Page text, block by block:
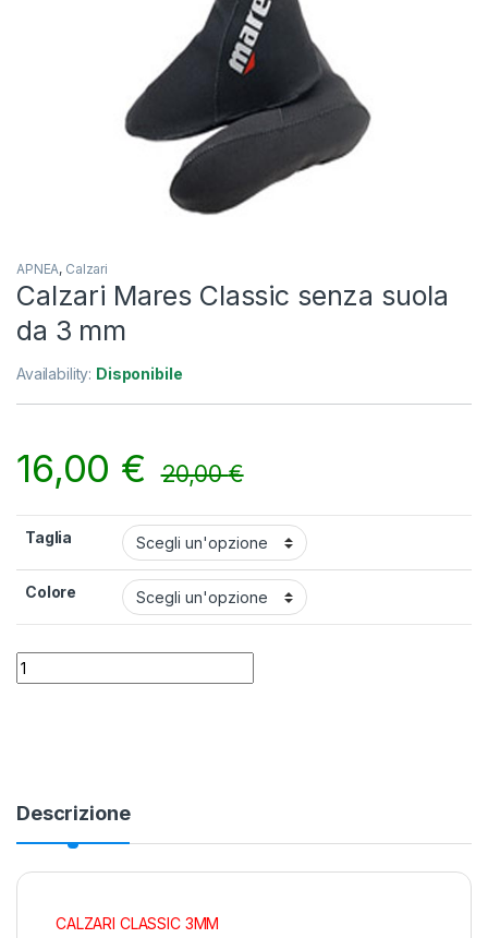
APNEA, Calzari
Calzari Mares Classic senza suola
da 3 mm
Availability: Disponibile
16,00 € 20,00€
Taglia
Colore
Calzari Mares Classic senza suola da 3 mm quantity
Descrizione
CALZARI CLASSIC 3MM